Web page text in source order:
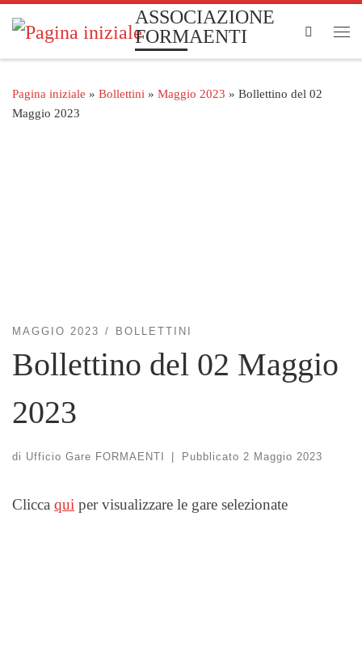
Passa al contenuto
ASSOCIAZIONE
FORMAENTI
Search
Pagina iniziale » Bollettini » Maggio 2023 » Bollettino del 02
Maggio 2023
MAGGIO 2023 BOLLETTINI
Bollettino del 02 Maggio
2023
di Ufficio Gare FORMAENTI | Pubblicato 2 Maggio 2023
Clicca qui per visualizzare le gare selezionate